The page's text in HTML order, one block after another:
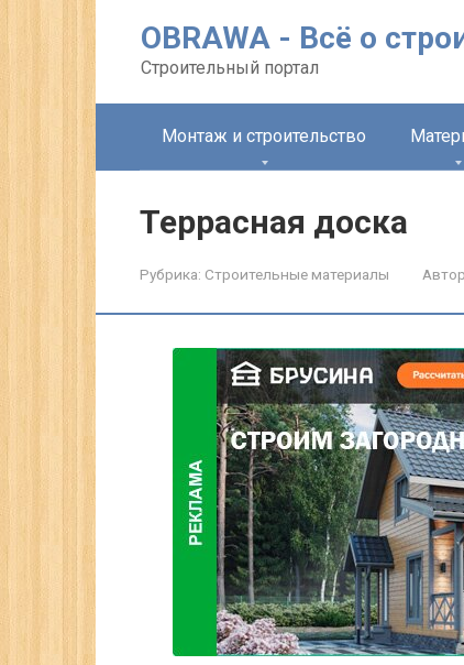
OBRAWA - Всё о
Строительный портал
Монтаж и строительство
Террасная доска
Рубрика: Строительные материалы